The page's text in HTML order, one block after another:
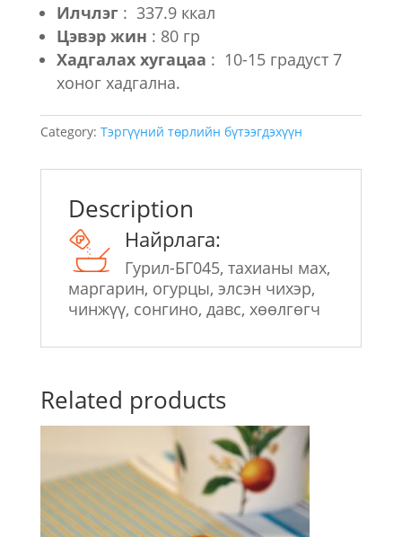
Илчлэг: 337.9 ккал
Цэвэр жин : 80 гр
Хадгалах хугацаа : 10-15 градуст 7
хоног хадгална.
Category: Тэргүүний төрлийн бүтээгдэхүүн
Description
Найрлага:
Гурил-БГ045, тахианы мах,
маргарин, огурцы, элсэн чихэр,
чинжүү, сонгино, давс, хөөлгөгч
Related products